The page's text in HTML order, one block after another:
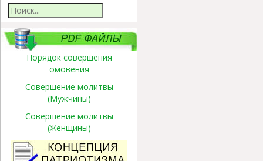
Порядок совершения
омовения
Совершение молитвы
(Мужчины)
Совершение молитвы
(Женщины)